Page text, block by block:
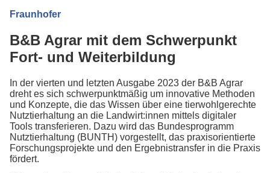
Fraunhofer
B&B Agrar mit dem Schwerpunkt
Fort- und Weiterbildung
In der vierten und letzten Ausgabe 2023 der B&B Agrar
dreht es sich schwerpunktmäßig um innovative Methoden
und Konzepte, die das Wissen über eine tierwohlgerechte
Nutztierhaltung an die Landwirt:innen mittels digitaler
Tools transferieren. Dazu wird das Bundesprogramm
Nutztierhaltung (BUNTH) vorgestellt, das praxisorientierte
Forschungsprojekte und den Ergebnistransfer in die Praxis
fördert.